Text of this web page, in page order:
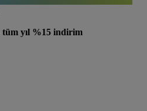
tüm yıl %15 indirim